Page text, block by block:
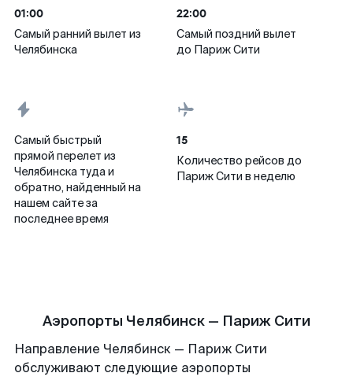
01:00
Самый ранний вылет из
Челябинска
22:00
Самый поздний вылет
до Париж Сити
Самый быстрый
прямой перелет из
Челябинска туда и
обратно, найденный на
нашем сайте за
последнее время
15
Количество рейсов до
Париж Сити в неделю
Аэропорты Челябинск — Париж Сити
Направление Челябинск — Париж Сити
обслуживают следующие аэропорты